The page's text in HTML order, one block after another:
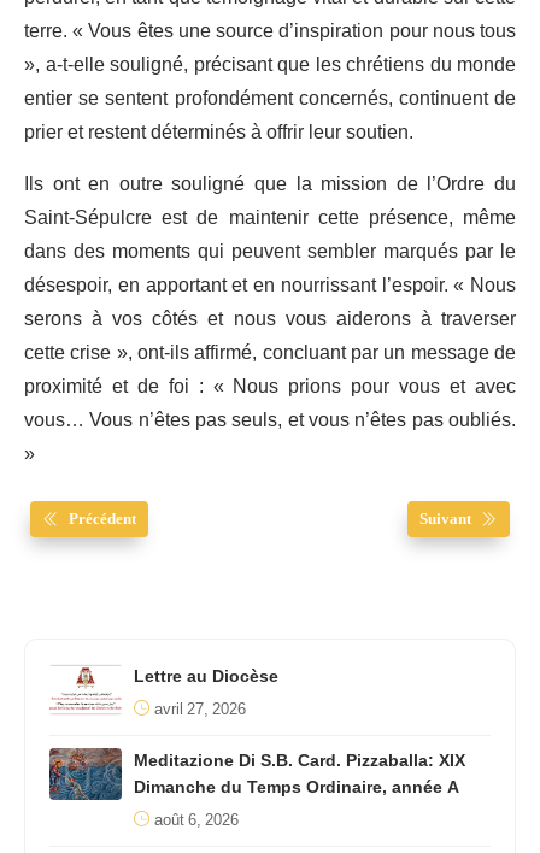
terre. « Vous êtes une source d’inspiration pour nous tous
», a-t-elle souligné, précisant que les chrétiens du monde
entier se sentent profondément concernés, continuent de
prier et restent déterminés à offrir leur soutien.
Ils ont en outre souligné que la mission de l’Ordre du
Saint-Sépulcre est de maintenir cette présence, même
dans des moments qui peuvent sembler marqués par le
désespoir, en apportant et en nourrissant l’espoir. « Nous
serons à vos côtés et nous vous aiderons à traverser
cette crise », ont-ils affirmé, concluant par un message de
proximité et de foi : « Nous prions pour vous et avec
vous… Vous n’êtes pas seuls, et vous n’êtes pas oubliés.
»
Précédent Suivant
Lettre au Diocèse
avril 27, 2026
Meditazione Di S.B. Card. Pizzaballa: XIX
Dimanche du Temps Ordinaire, année A
août 6, 2026